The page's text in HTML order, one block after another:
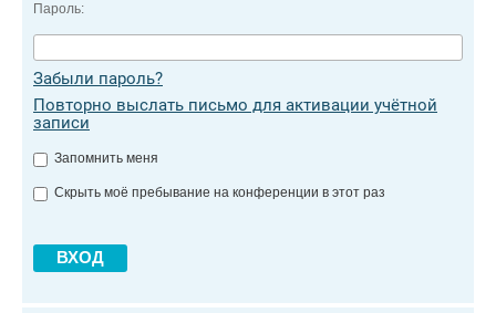
Пароль:
Забыли пароль?
Повторно выслать письмо для активации учётной
записи
Запомнить меня
Скрыть моё пребывание на конференции в этот раз